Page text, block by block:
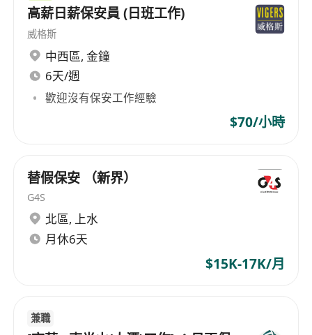
高薪日薪保安員 (日班工作)
威格斯
中西區, 金鐘
6天/週
歡迎沒有保安工作經驗
$70/小時
替假保安 （新界）
G4S
北區, 上水
月休6天
$15K-17K/月
兼職